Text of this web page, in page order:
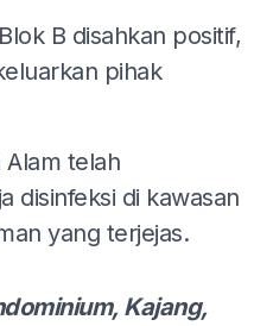
B disahkan positif,
pihak
Alam telah
disinfeksi di kawasan
yang terjejas.
Kajang,